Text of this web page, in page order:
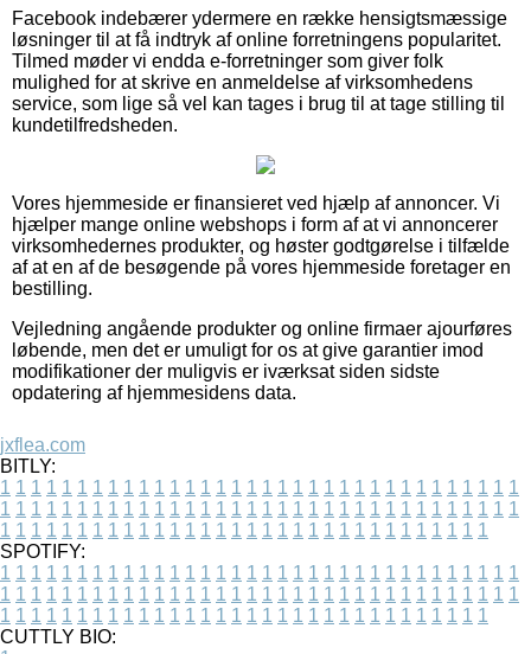
Facebook indebærer ydermere en række hensigtsmæssige
løsninger til at få indtryk af online forretningens popularitet.
Tilmed møder vi endda e-forretninger som giver folk
mulighed for at skrive en anmeldelse af virksomhedens
service, som lige så vel kan tages i brug til at tage stilling til
kundetilfredsheden.
Vores hjemmeside er finansieret ved hjælp af annoncer. Vi
hjælper mange online webshops i form af at vi annoncerer
virksomhedernes produkter, og høster godtgørelse i tilfælde
af at en af de besøgende på vores hjemmeside foretager en
bestilling.
Vejledning angående produkter og online firmaer ajourføres
løbende, men det er umuligt for os at give garantier imod
modifikationer der muligvis er iværksat siden sidste
opdatering af hjemmesidens data.
jxflea.com
BITLY:
1 1 1 1 1 1 1 1 1 1 1 1 1 1 1 1 1 1 1 1 1 1 1 1 1 1 1 1 1 1 1 1 1 1
1 1 1 1 1 1 1 1 1 1 1 1 1 1 1 1 1 1 1 1 1 1 1 1 1 1 1 1 1 1 1 1 1 1
1 1 1 1 1 1 1 1 1 1 1 1 1 1 1 1 1 1 1 1 1 1 1 1 1 1 1 1 1 1 1 1
SPOTIFY:
1 1 1 1 1 1 1 1 1 1 1 1 1 1 1 1 1 1 1 1 1 1 1 1 1 1 1 1 1 1 1 1 1 1
1 1 1 1 1 1 1 1 1 1 1 1 1 1 1 1 1 1 1 1 1 1 1 1 1 1 1 1 1 1 1 1 1 1
1 1 1 1 1 1 1 1 1 1 1 1 1 1 1 1 1 1 1 1 1 1 1 1 1 1 1 1 1 1 1 1
CUTTLY BIO: